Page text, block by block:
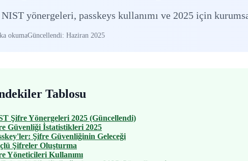
NIST yönergeleri, passkeys kullanımı ve 2025 için
okumaGüncellendi: Haziran 2025
Tablosu
Şifre Yönergeleri 2025 (Güncellendi)
Güvenliği İstatistikleri 2025
Şifre Güvenliğinin Geleceği
Şifreler Oluşturma
Yöneticileri Kullanımı